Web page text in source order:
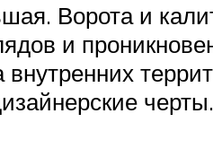
Ворота и
и
черты.